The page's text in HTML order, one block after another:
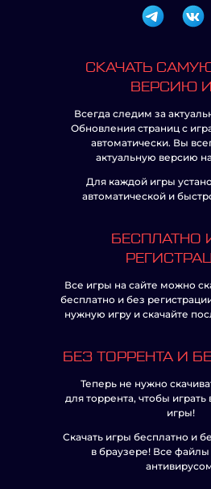
СКАЧАТЬ
ВЕРСИЮ
Всегда следим за
Обновления страниц с
автоматически. Вы
актуальную версию
Для каждой игры
автоматической и
БЕСПЛАТНО
Все игры на сайте можно
бесплатно и без
нужную игру и скачайте
БЕЗ ТОРРЕНТА И
Теперь не нужно
для торрента, чтобы
игры!
Скачать игры бесплатно и
в браузере! Все